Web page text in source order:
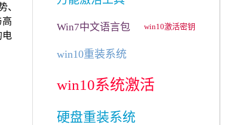
、
高
电
Win7中文语言包 win10激活密钥
win10重装系统
win10系统激活
硬盘重装系统